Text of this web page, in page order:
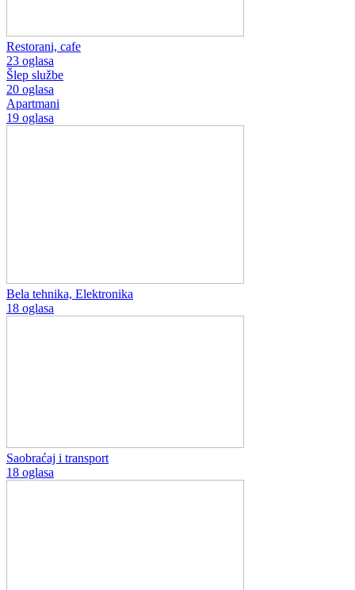
Restorani, cafe
23 oglasa
Šlep službe
20 oglasa
Apartmani
19 oglasa
Bela tehnika, Elektronika
18 oglasa
Saobraćaj i transport
18 oglasa